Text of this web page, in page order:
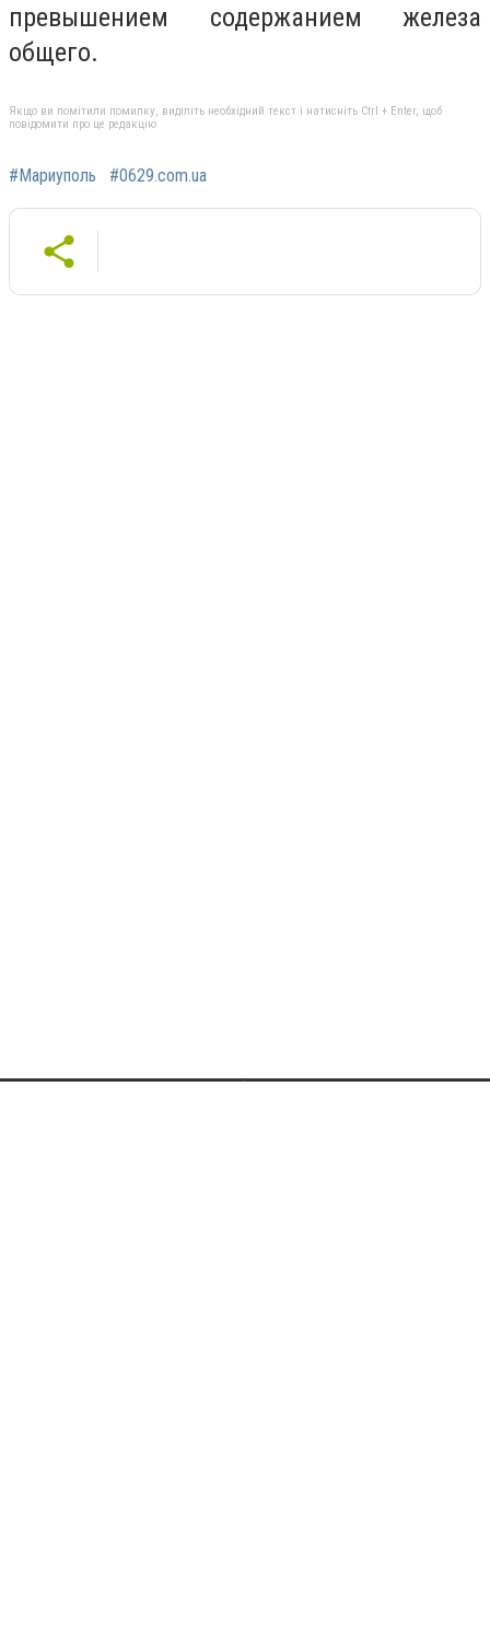
превышением содержанием железа
общего.
Якщо ви помітили помилку, виділіть необхідний текст і натисніть Ctrl + Enter, щоб
повідомити про це редакцію
#Мариуполь #0629.сom.ua